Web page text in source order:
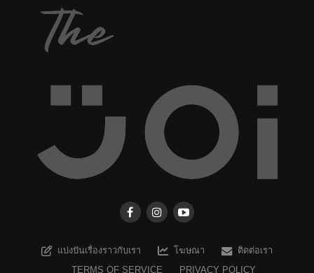
แบ่งปันเรื่องราวกับเรา โฆษณา
ติดต่อเรา
TERMS OF SERVICE
PRIVACY POLICY